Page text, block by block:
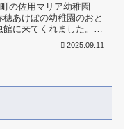
の佐用マリア幼稚園
穂あけぼの幼稚園のおと
館に来てくれました。朝
配だったお天気も、みん
ころには、どんどん良く
2025.09.11